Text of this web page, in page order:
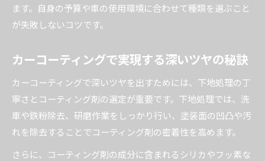
ます。自身の予算や車の使用環境に合わせて種類を選ぶこと
が失敗しないコツです。
カーコーティングで実現する深いツヤの秘訣
カーコーティングで深いツヤを出すためには、下地処理の丁
寧さとコーティング剤の選定が重要です。下地処理では、洗
車や鉄粉除去、研磨作業をしっかり行い、塗装面の凹凸や汚
れを除去することでコーティング剤の密着性を高めます。
さらに、コーティング剤の成分に含まれるシリカやフッ素な